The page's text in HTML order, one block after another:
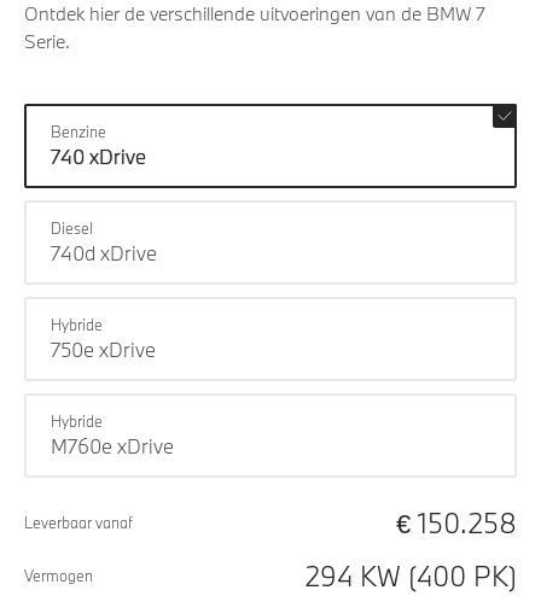
Ontdek hier de verschillende uitvoeringen van de BMW 7
Serie.
Benzine
740 xDrive
Diesel
740d xDrive
Hybride
750e xDrive
Hybride
M760e xDrive
Leverbaar vanaf € 150.258
Vermogen 294 KW (400 PK)